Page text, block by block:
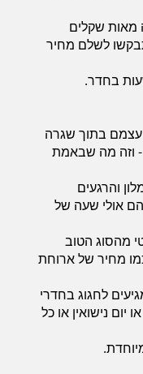
מאות שקלים
לשלם מחיר
בחדר.
עצמם בתוך שגרה
- וזה מה שבאמת
והרגעים
אולי שעה של
מהסוג הטוב
מחיר של ארוחת
לחגוג בחדרי
יום נישואין או כל